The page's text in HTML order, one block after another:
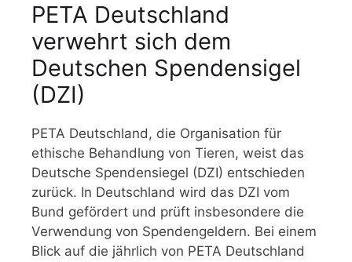
PETA Deutschland
verwehrt sich dem
Deutschen Spendensigel
(DZI)
PETA Deutschland, die Organisation für
ethische Behandlung von Tieren, weist das
Deutsche Spendensiegel (DZI) entschieden
zurück. In Deutschland wird das DZI vom
Bund gefördert und prüft insbesondere die
Verwendung von Spendengeldern. Bei einem
Blick auf die jährlich von PETA Deutschland